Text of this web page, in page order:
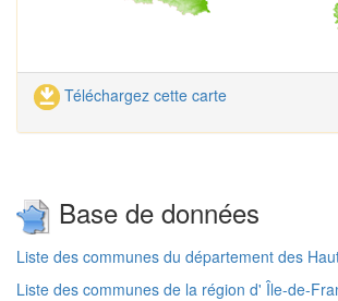
Téléchargez cette carte
Base de données
Liste des communes du département des
Liste des communes de la région d' Île-de-